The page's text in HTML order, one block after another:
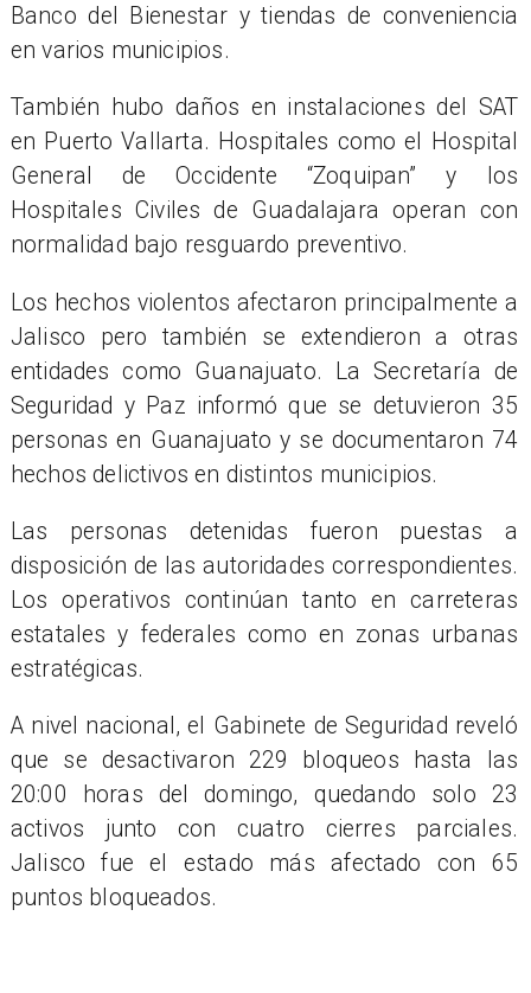
Banco del Bienestar y tiendas de conveniencia
en varios municipios.
También hubo daños en instalaciones del SAT
en Puerto Vallarta. Hospitales como el Hospital
General de Occidente “Zoquipan” y los
Hospitales Civiles de Guadalajara operan con
normalidad bajo resguardo preventivo.
Los hechos violentos afectaron principalmente a
Jalisco pero también se extendieron a otras
entidades como Guanajuato. La Secretaría de
Seguridad y Paz informó que se detuvieron 35
personas en Guanajuato y se documentaron 74
hechos delictivos en distintos municipios.
Las personas detenidas fueron puestas a
disposición de las autoridades correspondientes.
Los operativos continúan tanto en carreteras
estatales y federales como en zonas urbanas
estratégicas.
A nivel nacional, el Gabinete de Seguridad reveló
que se desactivaron 229 bloqueos hasta las
20:00 horas del domingo, quedando solo 23
activos junto con cuatro cierres parciales.
Jalisco fue el estado más afectado con 65
puntos bloqueados.